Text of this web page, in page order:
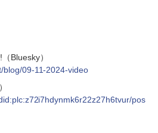
Bluesky）
blog/09-11-2024-video
pos